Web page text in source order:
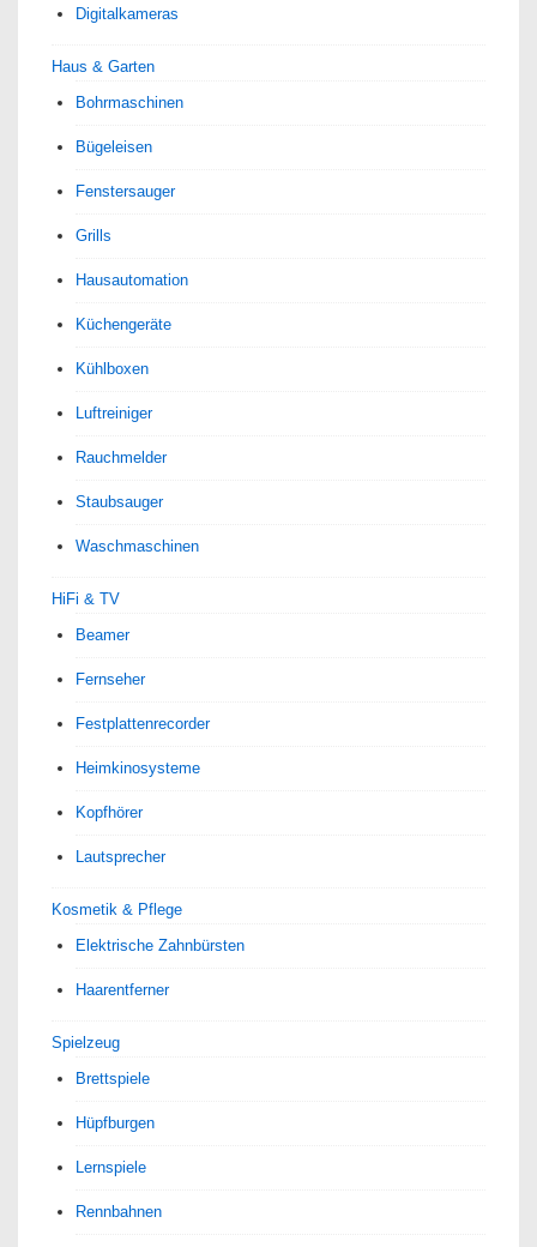
Digitalkameras
Haus & Garten
Bohrmaschinen
Bügeleisen
Fenstersauger
Grills
Hausautomation
Küchengeräte
Kühlboxen
Luftreiniger
Rauchmelder
Staubsauger
Waschmaschinen
HiFi & TV
Beamer
Fernseher
Festplattenrecorder
Heimkinosysteme
Kopfhörer
Lautsprecher
Kosmetik & Pflege
Elektrische Zahnbürsten
Haarentferner
Spielzeug
Brettspiele
Hüpfburgen
Lernspiele
Rennbahnen